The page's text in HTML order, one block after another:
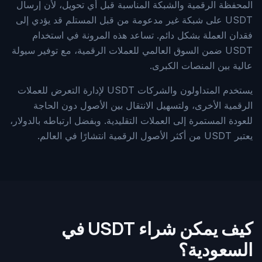
المحفظة الرقمية والشبكة المناسبة قبل أي تحويل، لأن إرسال
USDT على شبكة غير مدعومة من قبل المستلم قد يؤدي إلى
فقدان العملة بشكل دائم. تساعد هذه المرونة في استخدام
USDT ضمن السوق العالمي للعملات الرقمية، مع توفير سيولة
عالية بين المنصات الكبرى.
يستخدم المتداولون والشركات USDT لإدارة التعرض للعملات
الرقمية الأخرى، ولتسهيل الانتقال بين الأصول دون الحاجة
للعودة المستمرة إلى العملات التقليدية. وبفضل ارتباطه بالدولار،
يعتبر USDT من أكثر الأصول الرقمية انتشارًا في العالم.
كيف يمكن شراء USDT في
السعودية؟